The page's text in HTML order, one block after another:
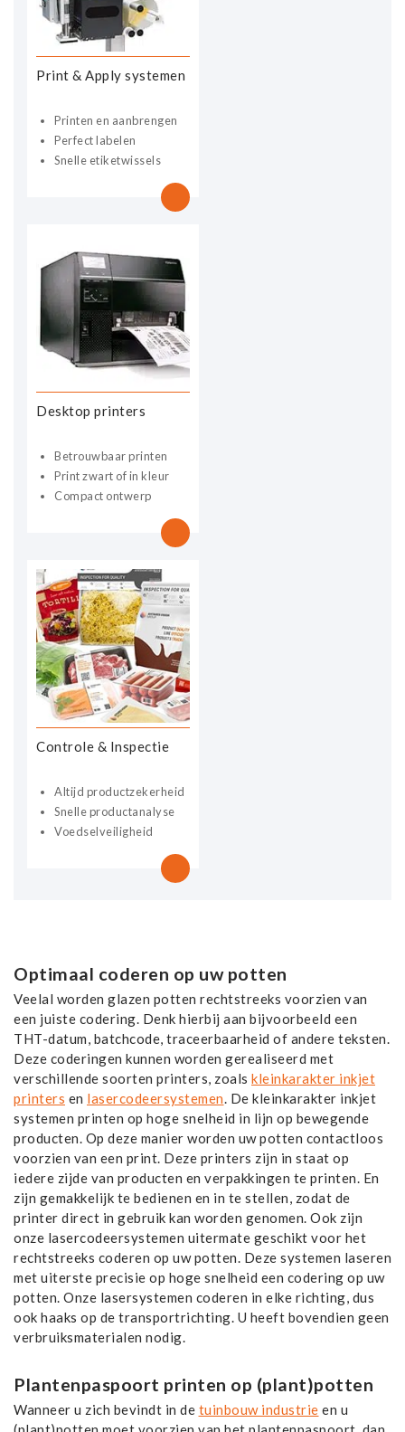
Print & Apply systemen
Printen en aanbrengen
Perfect labelen
Snelle etiketwissels
Desktop printers
Betrouwbaar printen
Print zwart of in kleur
Compact ontwerp
Controle & Inspectie
Altijd productzekerheid
Snelle productanalyse
Voedselveiligheid
Optimaal coderen op uw potten
Veelal worden glazen potten rechtstreeks voorzien van
een juiste codering. Denk hierbij aan bijvoorbeeld een
THT-datum, batchcode, traceerbaarheid of andere teksten.
Deze coderingen kunnen worden gerealiseerd met
verschillende soorten printers, zoals kleinkarakter inkjet
printers en lasercodeersystemen . De kleinkarakter inkjet
systemen printen op hoge snelheid in lijn op bewegende
producten. Op deze manier worden uw potten contactloos
voorzien van een print. Deze printers zijn in staat op
iedere zijde van producten en verpakkingen te printen. En
zijn gemakkelijk te bedienen en in te stellen, zodat de
printer direct in gebruik kan worden genomen. Ook zijn
onze lasercodeersystemen uitermate geschikt voor het
rechtstreeks coderen op uw potten. Deze systemen laseren
met uiterste precisie op hoge snelheid een codering op uw
potten. Onze lasersystemen coderen in elke richting, dus
ook haaks op de transportrichting. U heeft bovendien geen
verbruiksmaterialen nodig.
Plantenpaspoort printen op (plant)potten
Wanneer u zich bevindt in de tuinbouw industrie en u